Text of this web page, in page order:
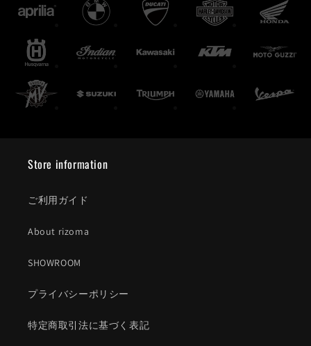
Store information
ご利用ガイド
About rizoma
SHOWROOM
プライバシーポリシー
特定商取引法に基づく表記